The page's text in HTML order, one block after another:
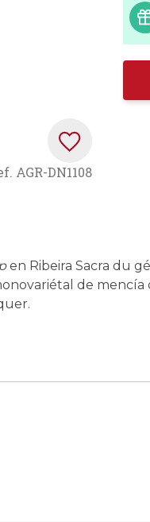
AGR-DN1108
en Ribeira Sacra du
de mencía